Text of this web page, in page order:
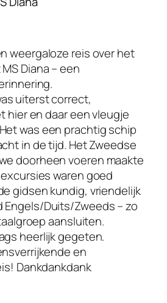
weergaloze reis over het
Diana – een
uiterst correct,
hier en daar een vleugje
was een prachtig schip
in de tijd. Het Zweedse
doorheen voeren maakte
waren goed
gidsen kundig, vriendelijk
Engels/Duits/Zweeds – zo
aansluiten.
heerlijk gegeten.
en
Dankdankdank